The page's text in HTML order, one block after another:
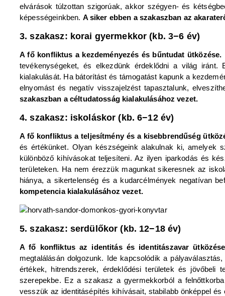
elvárások túlzottan szigorúak, akkor szégyen- és
képességeinkben. A siker ebben a szakaszban az
3. szakasz: korai gyermekkor (kb. 3−6 év)
A fő konfliktus a kezdeményezés és bűntudat ütközése.
tevékenységeket, és elkezdünk érdeklődni a világ iránt.
kialakulását. Ha bátorítást és támogatást kapunk a
elnyomást és negatív visszajelzést tapasztalunk,
szakaszban a céltudatosság kialakulásához vezet.
4. szakasz: iskoláskor (kb. 6−12 év)
A fő konfliktus a teljesítmény és a kisebbrendűség
és értékünket. Olyan készségeink alakulnak ki, amelyek
különböző kihívásokat teljesíteni. Az ilyen iparkodás és
területeken. Ha nem érezzük magunkat sikeresnek az
hiánya, a sikertelenség és a kudarcélmények negatívan
kompetencia kialakulásához vezet.
5. szakasz: serdülőkor (kb. 12−18 év)
A fő konfliktus az identitás és identitászavar
megtalálásán dolgozunk. Ide kapcsolódik a
értékek, hitrendszerek, érdeklődési területek és jövőbeli
szerepekbe. Ez a szakasz a gyermekkorból a
vesszük az identitásépítés kihívásait, stabilabb önképpel